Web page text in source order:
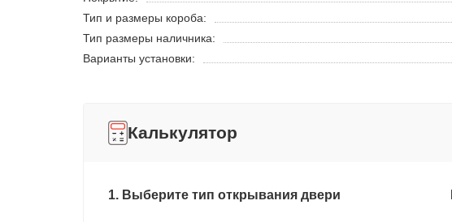
Тип и размеры короба:
Тип размеры наличника:
Варианты установки:
Калькулятор
1. Выберите тип открывания двери